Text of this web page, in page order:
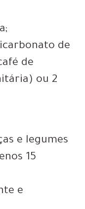
de
de
ou 2
e legumes
15
e